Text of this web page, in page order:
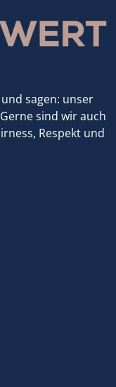
sagen: unser
sind wir auch
Respekt und